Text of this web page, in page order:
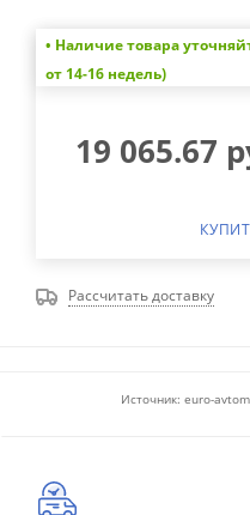
• Наличие товара
от 14-16 недель)
19 065.67
Рассчитать доставку
Источник: euro-